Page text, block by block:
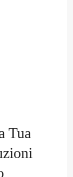
Tua